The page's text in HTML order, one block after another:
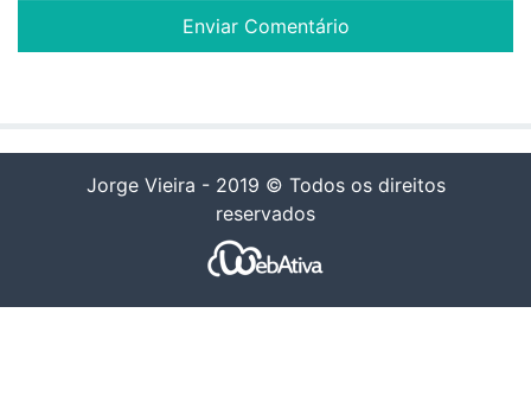
Jorge Vieira - 2019 © Todos os direitos
reservados